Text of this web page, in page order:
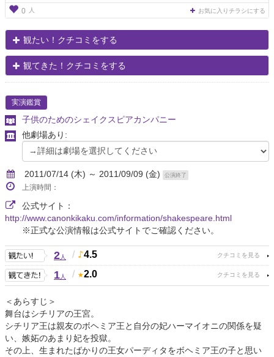
0 人 お気に入りチラシにする
観たい！クチコミをする
観てきた！クチコミをする
実演鑑賞
子供のためのシェイクスピアカンパニー
他劇場あり:
2011/07/14 (木) ～ 2011/09/09 (金) 公演終了
上演時間：
公式サイト：
http://www.canonkikaku.com/information/shakespeare.html
※正式な公演情報は公式サイトでご確認ください。
2人 / 4.5
1人 / 2.0
＜あらすじ＞
舞台はシチリアの王宮。
シチリア王は親友のボヘミア王と自分の妃ハーマイオニの関係を疑
い、嫉妬のあまり妃を投獄。
その上、生まれたばかりの王女パーディタをボヘミア王の子と思い